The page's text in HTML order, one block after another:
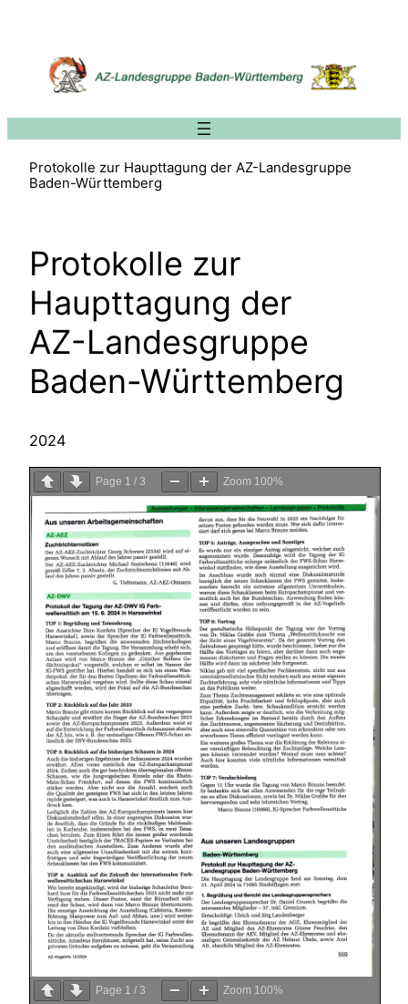
springen
Protokolle zur Haupttagung der AZ-Landesgruppe
Baden-Württemberg
Protokolle zur
Haupttagung der
AZ-Landesgruppe
Baden-Württemberg
2024
Page 1 / 3 Zoom 100%
Page 1 / 3 Zoom 100%